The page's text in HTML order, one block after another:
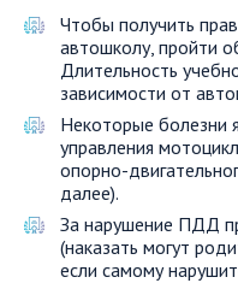
Чтобы получить
автошколу, пройти
Длительность
зависимости от
Некоторые болезни
управления
опорно-
далее).
За нарушение ПДД
(наказать могут
если самому